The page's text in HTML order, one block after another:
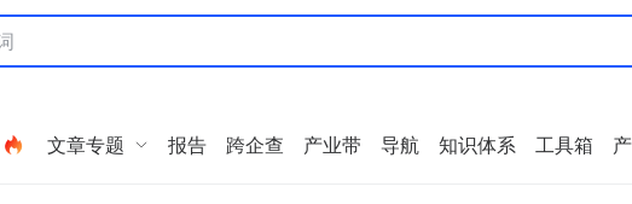
文章专题 报告 跨企查 产业带 导航 知识体系 工具箱